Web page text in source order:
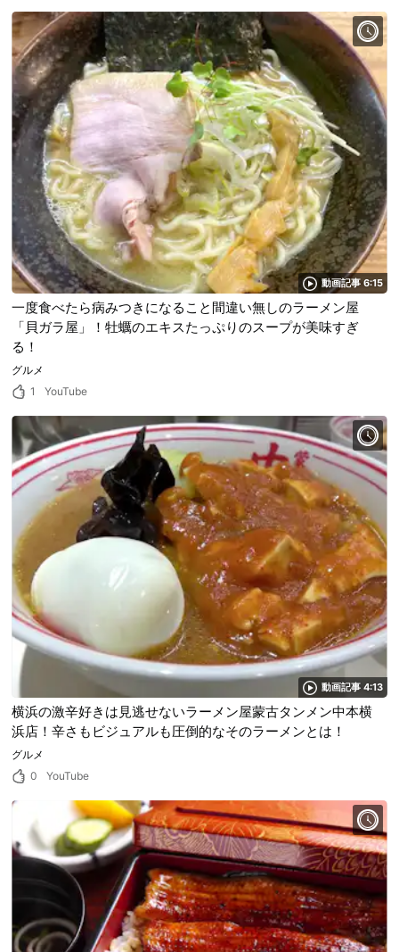
動画記事 6:15
一度食べたら病みつきになること間違い無しのラーメン屋
「貝ガラ屋」！牡蠣のエキスたっぷりのスープが美味すぎ
る！
グルメ
1
YouTube
動画記事 4:13
横浜の激辛好きは見逃せないラーメン屋蒙古タンメン中本横
浜店！辛さもビジュアルも圧倒的なそのラーメンとは！
グルメ
0
YouTube